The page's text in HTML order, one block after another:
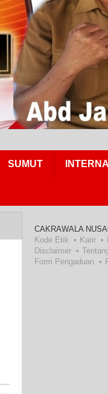
SUMUT
CAKRAWALA
Kode Etik
Karir
Disclaimer
Form Pengaduan